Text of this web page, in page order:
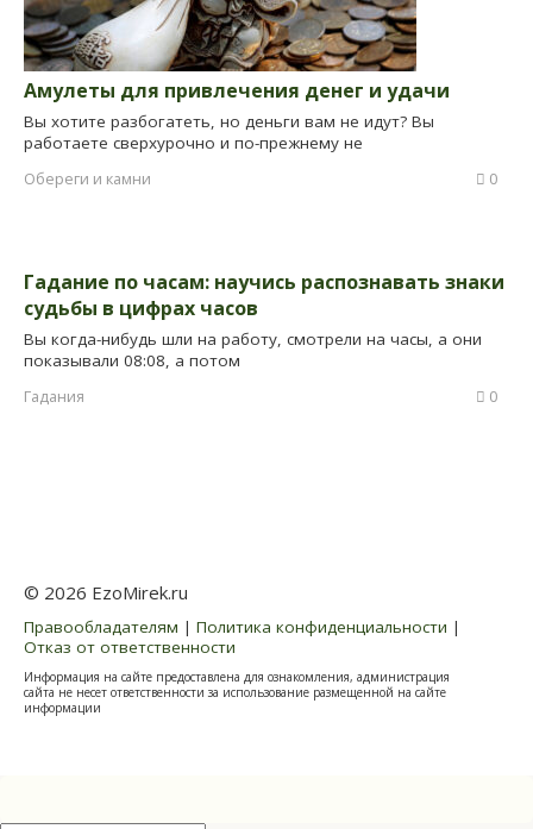
Амулеты для привлечения денег и удачи
Вы хотите разбогатеть, но деньги вам не идут? Вы
работаете сверхурочно и по-прежнему не
Обереги и камни
0
Гадание по часам: научись распознавать знаки
судьбы в цифрах часов
Вы когда-нибудь шли на работу, смотрели на часы, а они
показывали 08:08, а потом
Гадания
0
© 2026 EzoMirek.ru
Правообладателям | Политика конфиденциальности |
Отказ от ответственности
Информация на сайте предоставлена для ознакомления, администрация
сайта не несет ответственности за использование размещенной на сайте
информации